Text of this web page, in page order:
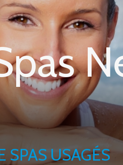
SPAS USAGÉS